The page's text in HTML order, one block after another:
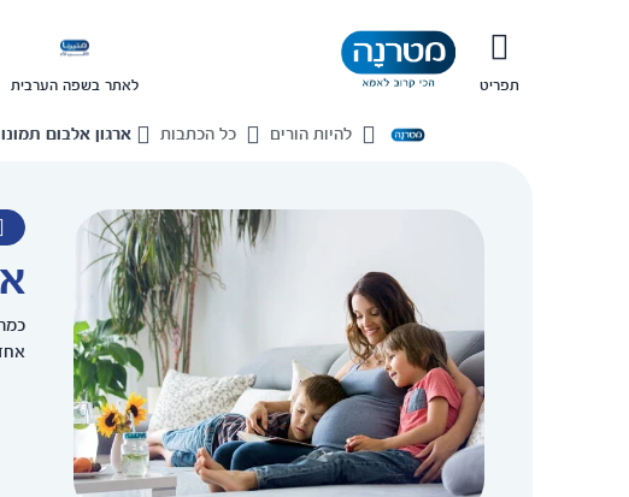
תפריט לאתר בשפה הערבית
בית
להיות הורים כל הכתבות ארגון אלבום